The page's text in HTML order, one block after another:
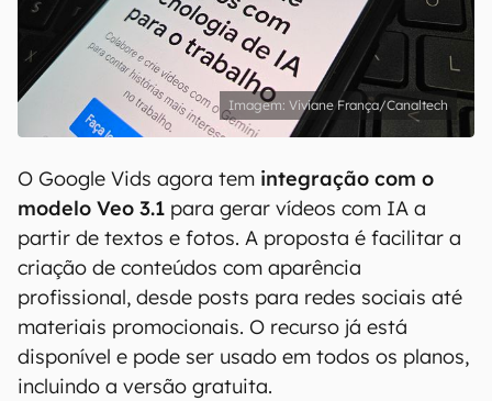
Viviane França/Canaltech
O Google Vids agora tem integração com o
modelo Veo 3.1 para gerar vídeos com IA a
partir de textos e fotos. A proposta é facilitar a
criação de conteúdos com aparência
profissional, desde posts para redes sociais até
materiais promocionais. O recurso já está
disponível e pode ser usado em todos os planos,
incluindo a versão gratuita.